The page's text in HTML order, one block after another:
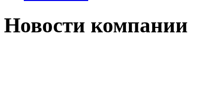
Новости компании